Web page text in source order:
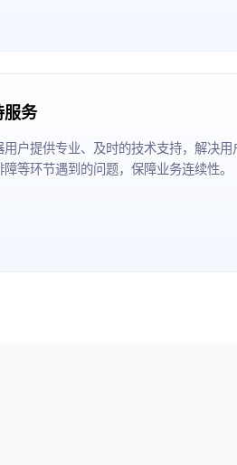
服务
户提供专业、及时的技术支持，解决用
等环节遇到的问题，保障业务连续性。